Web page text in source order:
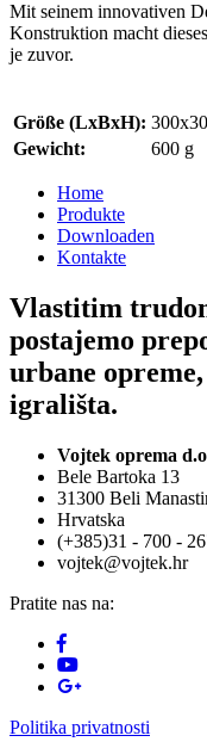
Mit seinem innovativen
Konstruktion macht
je zuvor.
Größe (LxBxH):
Gewicht:
600 g
Home
Produkte
Downloaden
Kontakte
Vlastitim
postajemo
urbane
igrališta.
Vojtek oprema
Bele Bartoka 13
31300 Beli
Hrvatska
(+385)31 - 700 -
vojtek@vojtek.hr
Pratite nas na:
Politika privatnosti